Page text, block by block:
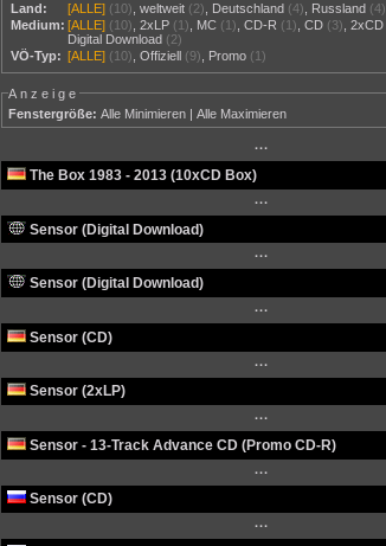
Land:
[ALLE] (10) ,weltweit (2) Deutschland (4) Russland (4)
Medium: [ALLE] (10) ,2xLP (1) MC (1) ,CD-R (1) ,CD (3) ,2xCD
Digital Download (2)
VÖ-Typ: [ALLE] (10) ,Offiziell (9) Promo (1)
Anzeige
Fenstergröße: Alle Minimieren |Alle Maximieren
···
The Box 1983 - 2013 (10xCD Box)
···
Sensor (Digital Download)
···
Sensor (Digital Download)
···
Sensor (CD)
···
Sensor (2xLP)
···
Sensor - 13-Track Advance CD (Promo CD-R)
···
Sensor (CD)
···